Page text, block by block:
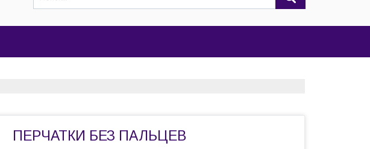
ПЕРЧАТКИ БЕЗ ПАЛЬЦЕВ